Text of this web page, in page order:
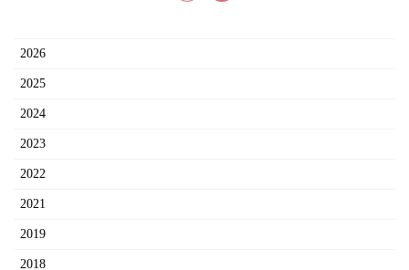
2026
2025
2024
2023
2022
2021
2019
2018